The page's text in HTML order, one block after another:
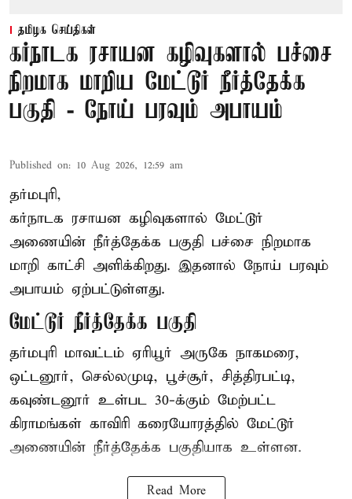
தமிழக செய்திகள்
கர்நாடக ரசாயன கழிவுகளால் பச்சை
நிறமாக மாறிய மேட்டூர் நீர்த்தேக்க
பகுதி - நோய் பரவும் அபாயம்
Published on: 10 Aug 2026, 12:59 am
தர்மபுரி,
கர்நாடக ரசாயன கழிவுகளால் மேட்டூர்
அணையின் நீர்த்தேக்க பகுதி பச்சை நிறமாக
மாறி காட்சி அளிக்கிறது. இதனால் நோய் பரவும்
அபாயம் ஏற்பட்டுள்ளது.
மேட்டூர் நீர்த்தேக்க பகுதி
தர்மபுரி மாவட்டம் ஏரியூர் அருகே நாகமரை,
ஒட்டனூர், செல்லமுடி, பூச்சூர், சித்திரபட்டி,
கவுண்டனூர் உள்பட 30-க்கும் மேற்பட்ட
கிராமங்கள் காவிரி கரையோரத்தில் மேட்டூர்
அணையின் நீர்த்தேக்க பகுதியாக உள்ளன.
Read More